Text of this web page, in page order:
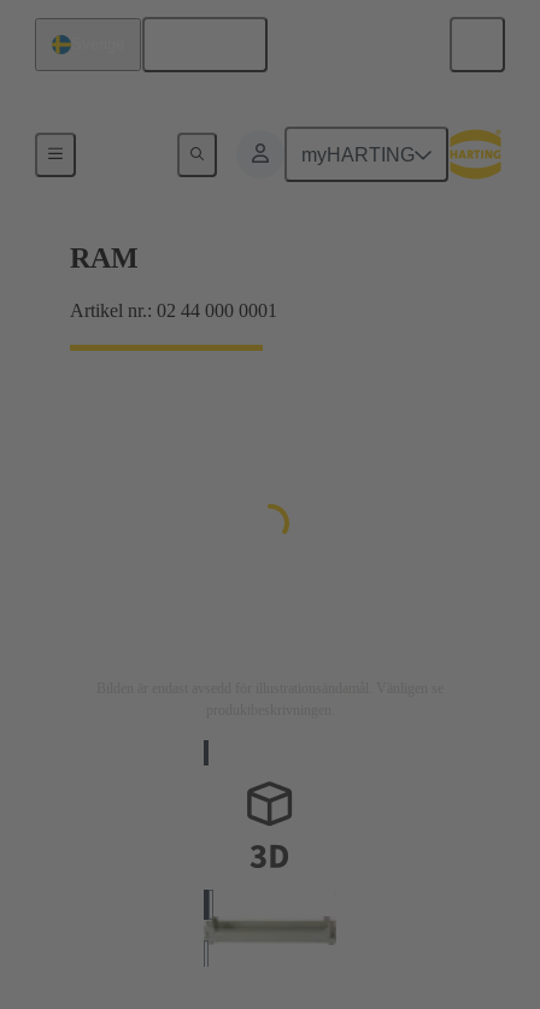
myHARTING
Förbindning moderkort till dotterkort
RAM
Artikel nr.: 02 44 000 0001